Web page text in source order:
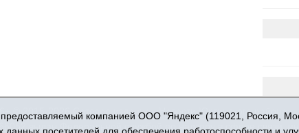
© 2015-2026 Сетевое издание «Новости Юргинского района»
выдан Федеральной службой по надзору в сфере связи,
компанией ООО "Яндекс" (119021, Россия,